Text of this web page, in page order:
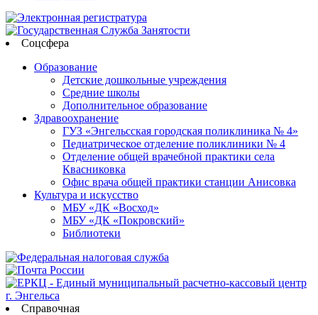
Соцсфера
Образование
Детские дошкольные учреждения
Средние школы
Дополнительное образование
Здравоохранение
ГУЗ «Энгельсская городская поликлиника № 4»
Педиатрическое отделение поликлиники № 4
Отделение общей врачебной практики села
Квасниковка
Офис врача общей практики станции Анисовка
Культура и искусство
МБУ «ДК «Восход»
МБУ «ДК «Покровский»
Библиотеки
Справочная